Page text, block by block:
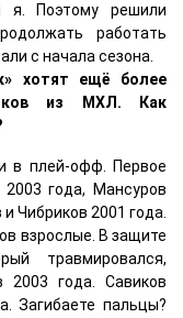
я. Поэтому решили
работать
с начала сезона.
хотят ещё более
из МХЛ. Как
в плей-офф. Первое
года, Мансуров
Чибриков 2001 года.
взрослые. В защите
травмировался,
2003 года. Савиков
Загибаете пальцы?